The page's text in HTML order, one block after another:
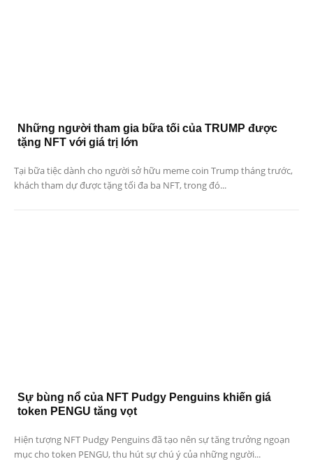
Những người tham gia bữa tối của TRUMP được
tặng NFT với giá trị lớn
Tại bữa tiệc dành cho người sở hữu meme coin Trump tháng trước,
khách tham dự được tặng tối đa ba NFT, trong đó...
Sự bùng nổ của NFT Pudgy Penguins khiến giá
token PENGU tăng vọt
Hiện tượng NFT Pudgy Penguins đã tạo nên sự tăng trưởng ngoạn
mục cho token PENGU, thu hút sự chú ý của những người...